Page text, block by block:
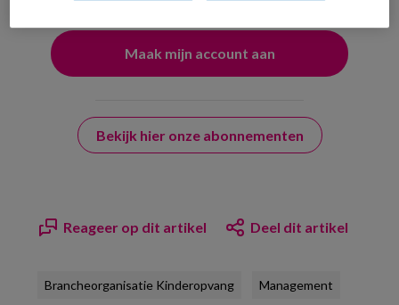
Bekijk hier onze abonnementen
Reageer op dit artikel Deel dit artikel
Brancheorganisatie Kinderopvang Management